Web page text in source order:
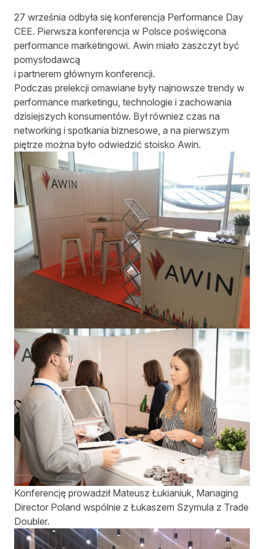
27 września odbyła się konferencja Performance Day
CEE. Pierwsza konferencja w Polsce poświęcona
performance marketingowi. Awin miało zaszczyt być
pomysłodawcą
i partnerem głównym konferencji.
Podczas prelekcji omawiane były najnowsze trendy w
performance marketingu, technologie i zachowania
dzisiejszych konsumentów. Był równiez czas na
networking i spotkania biznesowe, a na pierwszym
piętrze można było odwiedzić stoisko Awin.
Konferencję prowadził Mateusz Łukianiuk, Managing
Director Poland wspólnie z Łukaszem Szymula z Trade
Doubler.